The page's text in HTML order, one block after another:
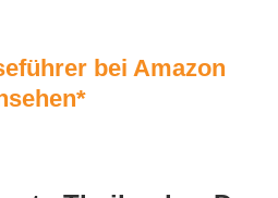
bei Amazon